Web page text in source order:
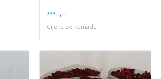
??? -,--
Cijena po komadu